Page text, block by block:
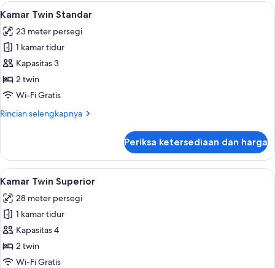
Lihat
semua
foto
untuk
Kamar
Twin
Standar
Minibar, meja kerja, ruang kerja
9
Kamar Twin Standar
23 meter persegi
1 kamar tidur
Kapasitas 3
2 twin
Wi-Fi Gratis
Rincian selengkapnya
Rincian
Kamar
Twin
Standar
Periksa ketersediaan dan harga
Lihat
semua
foto
untuk
Kamar
Twin
Superior
Kamar Twin Superior | Minibar,
9
Kamar Twin Superior
28 meter persegi
1 kamar tidur
Kapasitas 4
2 twin
Wi-Fi Gratis